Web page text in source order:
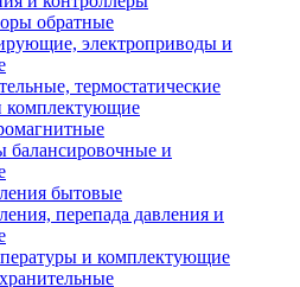
обратные
электроприводы и
термостатические
комплектующие
балансировочные и
бытовые
перепада давления и
и комплектующие